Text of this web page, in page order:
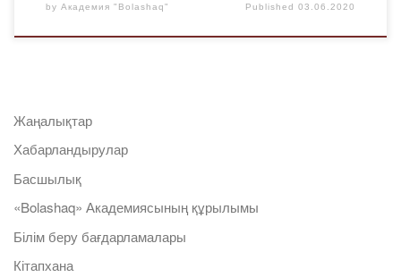
by Академия "Bolashaq" Published03.06.2020
Жаңалықтар
Хабарландырулар
Басшылық
«Bolashaq» Академиясының құрылымы
Білім беру бағдарламалары
Кітапхана